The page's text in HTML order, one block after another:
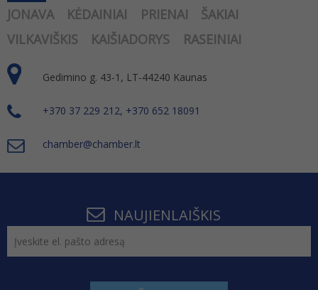
JONAVA
KĖDAINIAI PRIENAI
ŠAKIAI
VILKAVIŠKIS
KAIŠIADORYS RASEINIAI
Gedimino g. 43-1, LT-44240 Kaunas
+370 37 229 212, +370 652 18091
chamber@chamber.lt
NAUJIENLAIŠKIS